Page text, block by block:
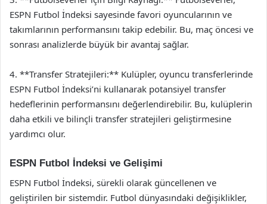
ESPN Futbol İndeksi sayesinde favori oyuncularının ve
takımlarının performansını takip edebilir. Bu, maç öncesi ve
sonrası analizlerde büyük bir avantaj sağlar.
4. **Transfer Stratejileri:** Kulüpler, oyuncu transferlerinde
ESPN Futbol İndeksi’ni kullanarak potansiyel transfer
hedeflerinin performansını değerlendirebilir. Bu, kulüplerin
daha etkili ve bilinçli transfer stratejileri geliştirmesine
yardımcı olur.
ESPN Futbol İndeksi ve Gelişimi
ESPN Futbol İndeksi, sürekli olarak güncellenen ve
geliştirilen bir sistemdir. Futbol dünyasındaki değişiklikler,